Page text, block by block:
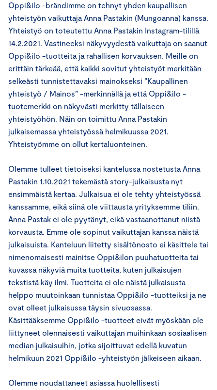
Oppi&ilo -brändimme on tehnyt yhden kaupallisen
yhteistyön vaikuttaja Anna Pastakin (Mungoanna) kanssa.
Yhteistyö on toteutettu Anna Pastakin Instagram-tilillä
14.2.2021. Vastineeksi näkyvyydestä vaikuttaja on saanut
Oppi&ilo -tuotteita ja rahallisen korvauksen. Meille on
erittäin tärkeää, että kaikki sovitut yhteistyöt merkitään
selkeästi tunnistettavaksi mainokseksi ”Kaupallinen
yhteistyö / Mainos” -merkinnällä ja että Oppi&ilo -
tuotemerkki on näkyvästi merkitty tällaiseen
yhteistyöhön. Näin on toimittu Anna Pastakin
julkaisemassa yhteistyössä helmikuussa 2021.
Yhteistyömme on ollut kertaluonteinen.
Olemme tulleet tietoiseksi kantelussa nostetusta Anna
Pastakin 1.10.2021 tekemästä story-julkaisusta nyt
ensimmäistä kertaa. Julkaisua ei ole tehty yhteistyössä
kanssamme, eikä siinä ole viittausta yrityksemme tiliin.
Anna Pastak ei ole pyytänyt, eikä vastaanottanut niistä
korvausta. Emme ole sopinut vaikuttajan kanssa näistä
julkaisuista. Kanteluun liitetty sisältönosto ei käsittele tai
nimenomaisesti mainitse Oppi&ilon puuhatuotteita tai
kuvassa näkyviä muita tuotteita, kuten julkaisujen
tekstistä käy ilmi. Tuotteita ei ole näistä julkaisusta
helppo muutoinkaan tunnistaa Oppi&ilo -tuotteiksi ja ne
ovat olleet julkaisussa täysin sivuosassa.
Käsittääksemme Oppi&ilo -tuotteet eivät myöskään ole
liittyneet olennaisesti vaikuttajan muihinkaan sosiaalisen
median julkaisuihin, jotka sijoittuvat edellä kuvatun
helmikuun 2021 Oppi&ilo -yhteistyön jälkeiseen aikaan.
Olemme noudattaneet asiassa huolellisesti